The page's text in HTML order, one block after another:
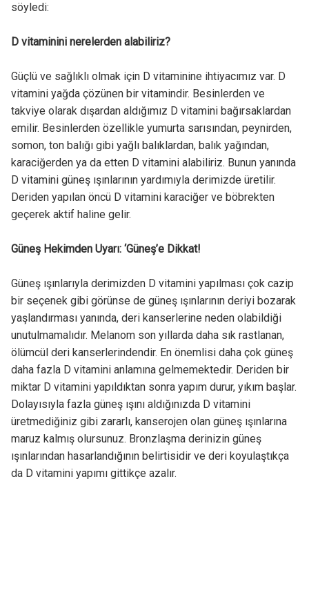
söyledi:
D vitaminini nerelerden alabiliriz?
Güçlü ve sağlıklı olmak için D vitaminine ihtiyacımız var. D
vitamini yağda çözünen bir vitamindir. Besinlerden ve
takviye olarak dışardan aldığımız D vitamini bağırsaklardan
emilir. Besinlerden özellikle yumurta sarısından, peynirden,
somon, ton balığı gibi yağlı balıklardan, balık yağından,
karaciğerden ya da etten D vitamini alabiliriz. Bunun yanında
D vitamini güneş ışınlarının yardımıyla derimizde üretilir.
Deriden yapılan öncü D vitamini karaciğer ve böbrekten
geçerek aktif haline gelir.
Güneş Hekimden Uyarı: ‘Güneş’e Dikkat!
Güneş ışınlarıyla derimizden D vitamini yapılması çok cazip
bir seçenek gibi görünse de güneş ışınlarının deriyi bozarak
yaşlandırması yanında, deri kanserlerine neden olabildiği
unutulmamalıdır. Melanom son yıllarda daha sık rastlanan,
ölümcül deri kanserlerindendir. En önemlisi daha çok güneş
daha fazla D vitamini anlamına gelmemektedir. Deriden bir
miktar D vitamini yapıldıktan sonra yapım durur, yıkım başlar.
Dolayısıyla fazla güneş ışını aldığınızda D vitamini
üretmediğiniz gibi zararlı, kanserojen olan güneş ışınlarına
maruz kalmış olursunuz. Bronzlaşma derinizin güneş
ışınlarından hasarlandığının belirtisidir ve deri koyulaştıkça
da D vitamini yapımı gittikçe azalır.